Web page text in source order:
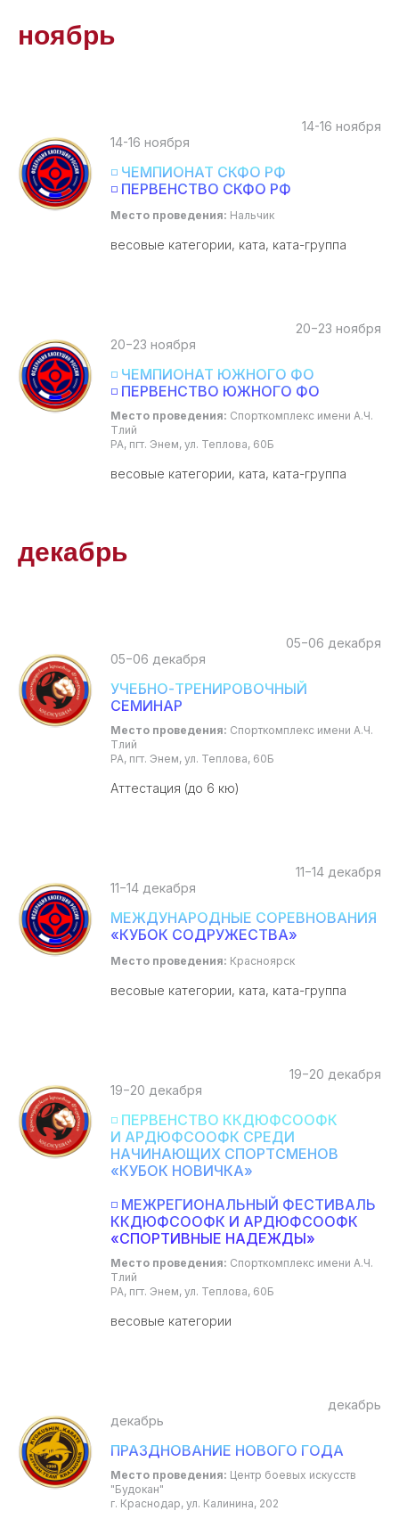
ноябрь
14-16 ноября
14-16 ноября
◽ ЧЕМПИОНАТ СКФО РФ
◽ ПЕРВЕНСТВО СКФО РФ
Место проведения: Нальчик
весовые категории, ката, ката-группа
20−23 ноября
20−23 ноября
◽ ЧЕМПИОНАТ ЮЖНОГО ФО
◽ ПЕРВЕНСТВО ЮЖНОГО ФО
Место проведения: Спорткомплекс имени А.Ч.
Тлий
РА, пгт. Энем, ул. Теплова, 60Б
весовые категории, ката, ката-группа
декабрь
05−06 декабря
05−06 декабря
УЧЕБНО-ТРЕНИРОВОЧНЫЙ
СЕМИНАР
Место проведения: Спорткомплекс имени А.Ч.
Тлий
РА, пгт. Энем, ул. Теплова, 60Б
Аттестация (до 6 кю)
11−14 декабря
11−14 декабря
МЕЖДУНАРОДНЫЕ СОРЕВНОВАНИЯ
«КУБОК СОДРУЖЕСТВА»
Место проведения: Красноярск
весовые категории, ката, ката-группа
19−20 декабря
19−20 декабря
◽ ПЕРВЕНСТВО ККДЮФСООФК
И АРДЮФСООФК СРЕДИ
НАЧИНАЮЩИХ СПОРТСМЕНОВ
«КУБОК НОВИЧКА»
◽ МЕЖРЕГИОНАЛЬНЫЙ ФЕСТИВАЛЬ
ККДЮФСООФК И АРДЮФСООФК
«СПОРТИВНЫЕ НАДЕЖДЫ»
Место проведения: Спорткомплекс имени А.Ч.
Тлий
РА, пгт. Энем, ул. Теплова, 60Б
весовые категории
декабрь
декабрь
ПРАЗДНОВАНИЕ НОВОГО ГОДА
Место проведения: Центр боевых искусств
"Будокан"
г. Краснодар, ул. Калинина, 202